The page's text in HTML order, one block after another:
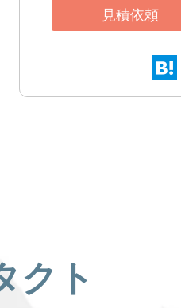
見積依頼
クト